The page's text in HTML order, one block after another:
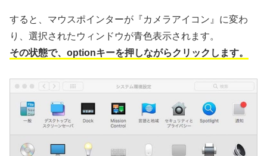
すると、マウスポインターが『カメラアイコン』に変わ
り、選択されたウィンドウが青色表示されます。
その状態で、optionキーを押しながらクリックします。